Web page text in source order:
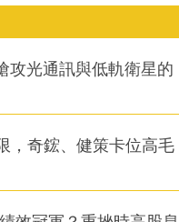
攻光通訊與低軌衛星的
，奇鋐、健策卡位高毛